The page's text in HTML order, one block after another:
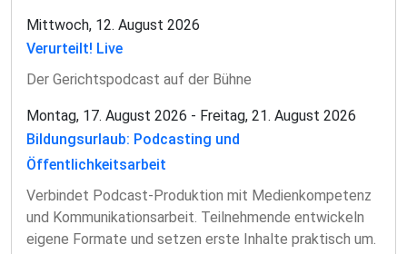
Mittwoch, 12. August 2026
Verurteilt! Live
Der Gerichtspodcast auf der Bühne
Montag, 17. August 2026 - Freitag, 21. August 2026
Bildungsurlaub: Podcasting und
Öffentlichkeitsarbeit
Verbindet Podcast-Produktion mit Medienkompetenz
und Kommunikationsarbeit. Teilnehmende entwickeln
eigene Formate und setzen erste Inhalte praktisch um.